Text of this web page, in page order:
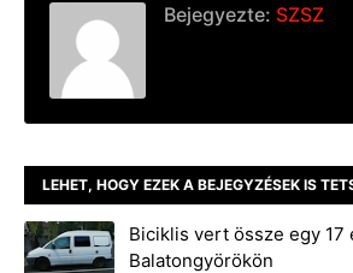
Bejegyezte: SZSZ
LEHET, HOGY EZEK A BEJEGYZÉSEK IS
Biciklis vert össze egy 17
Balatongyörökön